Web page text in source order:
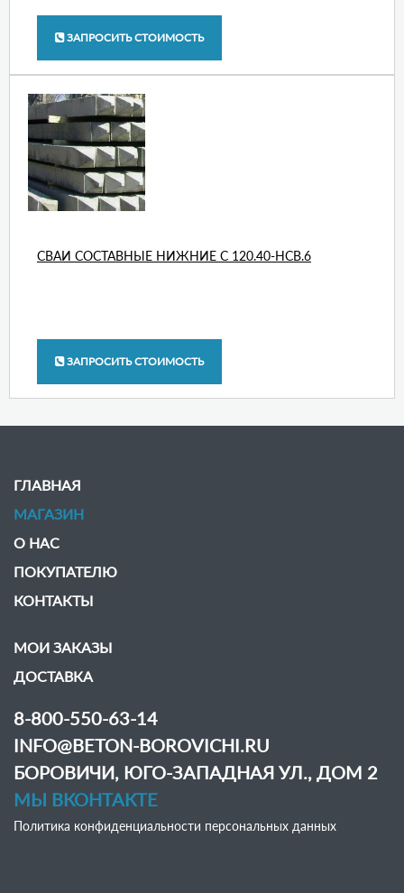
ЗАПРОСИТЬ СТОИМОСТЬ
СВАИ СОСТАВНЫЕ НИЖНИЕ С 120.40-НСВ.6
ЗАПРОСИТЬ СТОИМОСТЬ
ГЛАВНАЯ
МАГАЗИН
О НАС
ПОКУПАТЕЛЮ
КОНТАКТЫ
МОИ ЗАКАЗЫ
ДОСТАВКА
8-800-550-63-14
INFO@BETON-BOROVICHI.RU
БОРОВИЧИ, ЮГО-ЗАПАДНАЯ УЛ., ДОМ 2
МЫ ВКОНТАКТЕ
Политика конфиденциальности персональных данных